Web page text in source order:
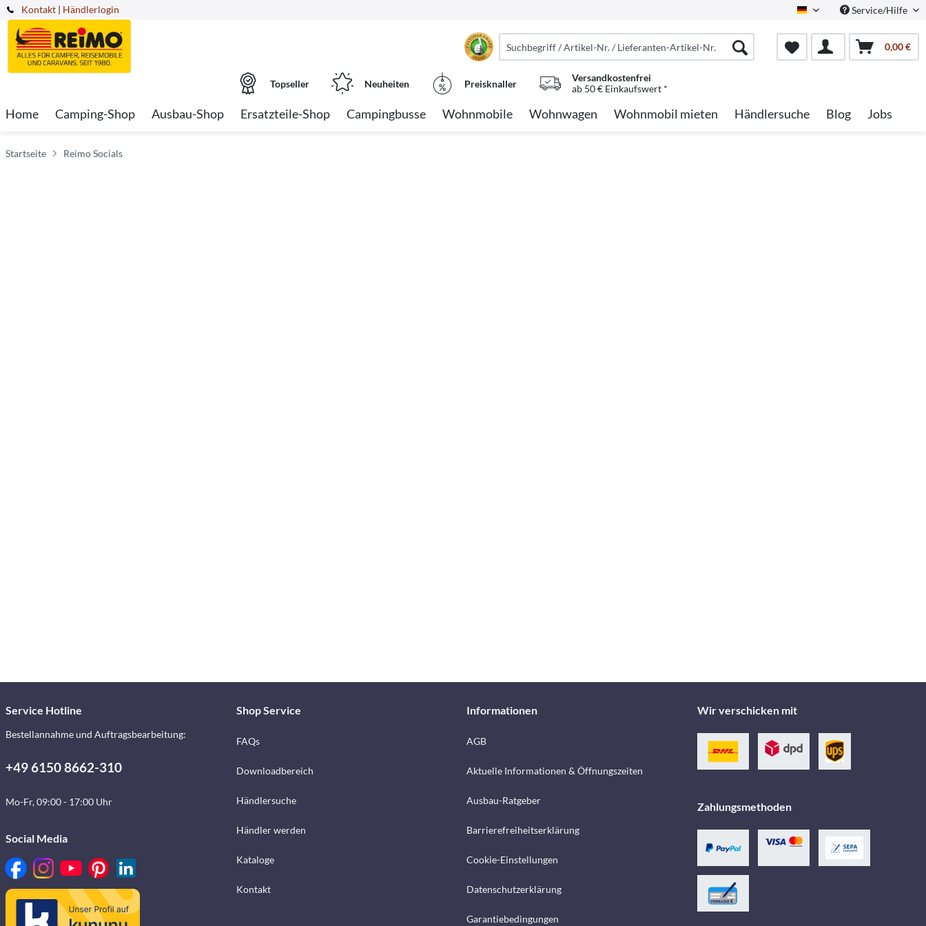
Kontakt German Service/Hilfe
| Händlerlogin
0,00 €
Topseller Neuheiten Preisknaller
Versandkostenfrei
ab 50 € Einkaufswert *
Home Camping-Shop Ausbau-Shop Ersatzteile-Shop Campingbusse Wohnmobile Wohnwagen Wohnmobil mieten Händlersuche Blog Jobs
Startseite Reimo Socials
Service Hotline
Bestellannahme und Auftragsbearbeitung:
+49 6150 8662-310
Mo-Fr, 09:00 - 17:00 Uhr
Social Media
Shop Service
FAQs
Downloadbereich
Händlersuche
Händler werden
Kataloge
Kontakt
Informationen
AGB
Aktuelle Informationen & Öffnungszeiten
Ausbau-Ratgeber
Barrierefreiheitserklärung
Cookie-Einstellungen
Datenschutzerklärung
Garantiebedingungen
Wir verschicken mit
Zahlungsmethoden